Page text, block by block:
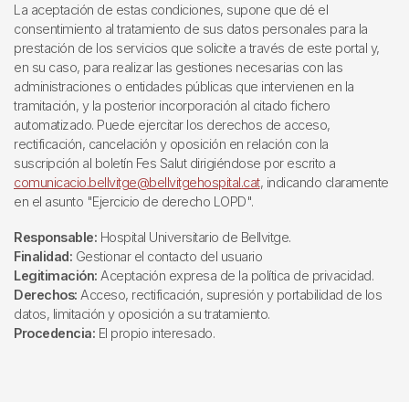
La aceptación de estas condiciones, supone que dé el
consentimiento al tratamiento de sus datos personales para la
prestación de los servicios que solicite a través de este portal y,
en su caso, para realizar las gestiones necesarias con las
administraciones o entidades públicas que intervienen en la
tramitación, y la posterior incorporación al citado fichero
automatizado. Puede ejercitar los derechos de acceso,
rectificación, cancelación y oposición en relación con la
suscripción al boletín Fes Salut dirigiéndose por escrito a
comunicacio.bellvitge@bellvitgehospital.cat, indicando claramente
en el asunto "Ejercicio de derecho LOPD".
Responsable: Hospital Universitario de Bellvitge.
Finalidad: Gestionar el contacto del usuario
Legitimación: Aceptación expresa de la política de privacidad.
Derechos: Acceso, rectificación, supresión y portabilidad de los
datos, limitación y oposición a su tratamiento.
Procedencia: El propio interesado.